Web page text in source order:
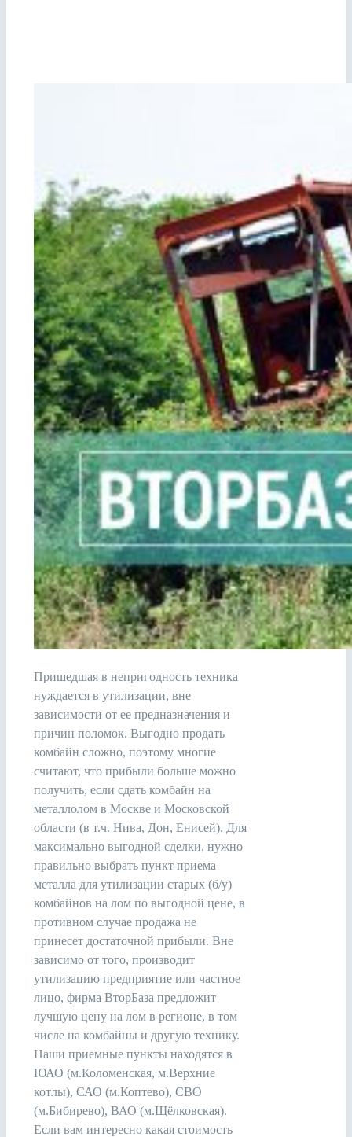
Пришедшая в непригодность техника
нуждается в утилизации, вне
зависимости от ее предназначения и
причин поломок. Выгодно продать
комбайн сложно, поэтому многие
считают, что прибыли больше можно
получить, если сдать комбайн на
металлолом в Москве и Московской
области (в т.ч. Нива, Дон, Енисей). Для
максимально выгодной сделки, нужно
правильно выбрать пункт приема
металла для утилизации старых (б/у)
комбайнов на лом по выгодной цене, в
противном случае продажа не
принесет достаточной прибыли. Вне
зависимо от того, производит
утилизацию предприятие или частное
лицо, фирма ВторБаза предложит
лучшую цену на лом в регионе, в том
числе на комбайны и другую технику.
Наши приемные пункты находятся в
ЮАО (м.Коломенская, м.Верхние
котлы), САО (м.Коптево), СВО
(м.Бибирево), ВАО (м.Щёлковская).
Если вам интересно какая стоимость